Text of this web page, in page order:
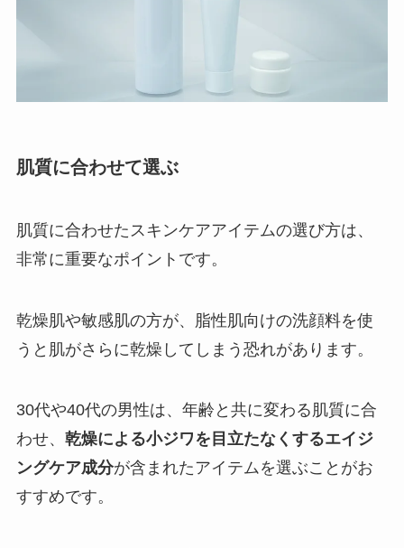
肌質に合わせて選ぶ
肌質に合わせたスキンケアアイテムの選び方は、
非常に重要なポイントです。
乾燥肌や敏感肌の方が、脂性肌向けの洗顔料を使
うと肌がさらに乾燥してしまう恐れがあります。
30代や40代の男性は、年齢と共に変わる肌質に合
わせ、 乾燥による小ジワを目立たなくするエイジ
ングケア成分が含まれたアイテムを選ぶことがお
すすめです。